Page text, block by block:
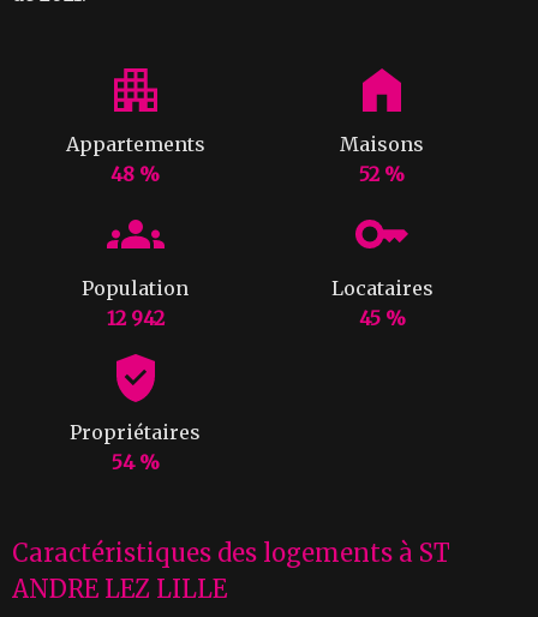
Appartements
48 %
Maisons
52 %
Population
12 942
Locataires
45 %
Propriétaires
54 %
Caractéristiques des logements à ST
ANDRE LEZ LILLE